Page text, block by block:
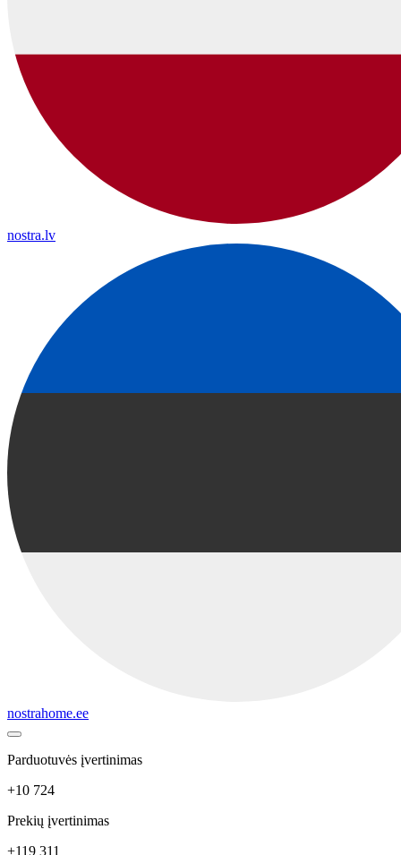
nostra.lv
nostrahome.ee
Parduotuvės įvertinimas
+10 724
Prekių įvertinimas
+119 311